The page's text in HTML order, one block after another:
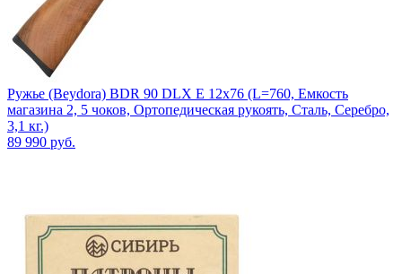
Ружье (Beydora) BDR 90 DLX E 12х76 (L=760, Емкость
магазина 2, 5 чоков, Ортопедическая рукоять, Сталь, Серебро,
3,1 кг.)
89 990 руб.